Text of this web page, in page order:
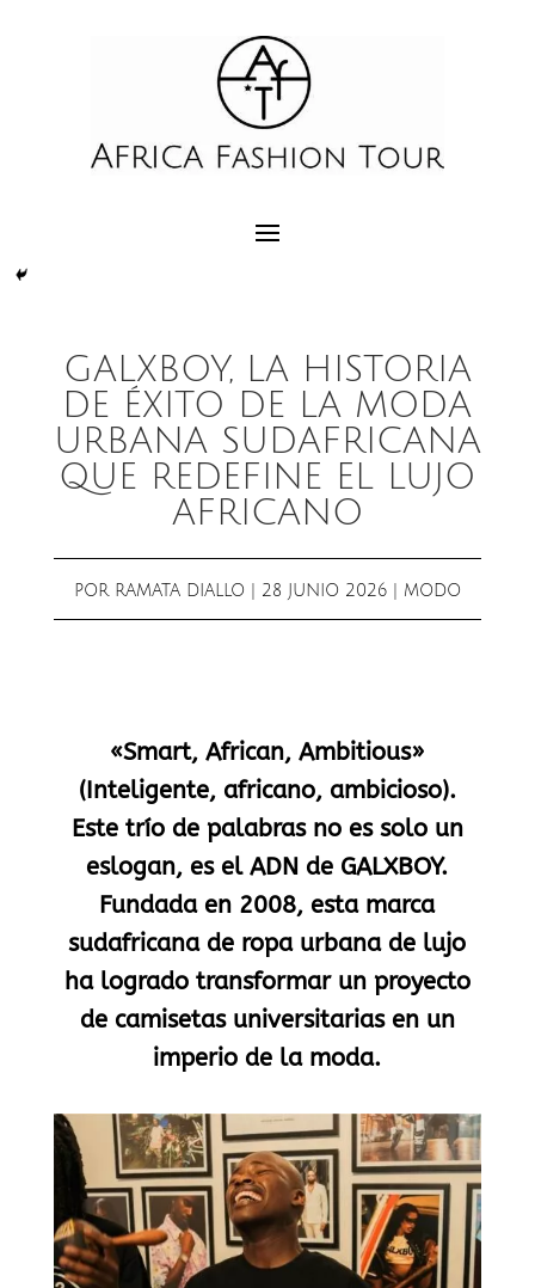
GALXBOY, LA HISTORIA
DE ÉXITO DE LA MODA
URBANA SUDAFRICANA
QUE REDEFINE EL LUJO
AFRICANO
POR RAMATA DIALLO 28 JUNIO 2026| MODO
«Smart, African, Ambitious»
(Inteligente, africano, ambicioso).
Este trío de palabras no es solo un
eslogan, es el ADN de GALXBOY.
Fundada en 2008, esta marca
sudafricana de ropa urbana de lujo
ha logrado transformar un proyecto
de camisetas universitarias en un
imperio de la moda.